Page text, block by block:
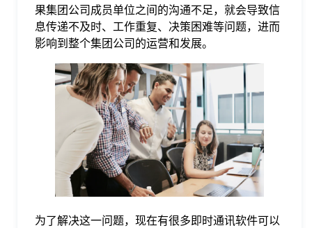
常
果集团公司成员单位之间的沟通不足，就会导致信
息传递不及时、工作重复、决策困难等问题，进而
影响到整个集团公司的运营和发展。
为了解决这一问题，现在有很多即时通讯软件可以